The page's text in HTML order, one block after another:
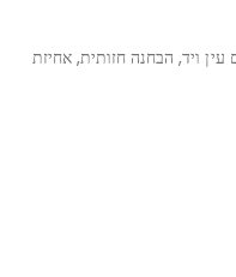
ויד, הבחנה חזותית, אחיזת